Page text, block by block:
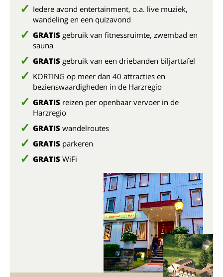
Iedere avond entertainment, o.a. live muziek,
wandeling en een quizavond
GRATIS gebruik van fitnessruimte, zwembad en
sauna
GRATIS gebruik van een driebanden biljarttafel
KORTING op meer dan 40 attracties en
bezienswaardigheden in de Harzregio
GRATIS reizen per openbaar vervoer in de
Harzregio
GRATIS wandelroutes
GRATIS parkeren
GRATIS WiFi